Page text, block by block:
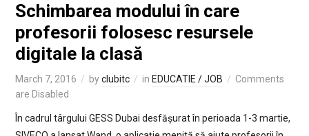
Schimbarea modului în care
profesorii folosesc resursele
digitale la clasă
March 7, 2016 byclubitc in EDUCATIE / JOB
Comments
are Disabled
În cadrul târgului GESS Dubai desfășurat în perioada 1-3 martie,